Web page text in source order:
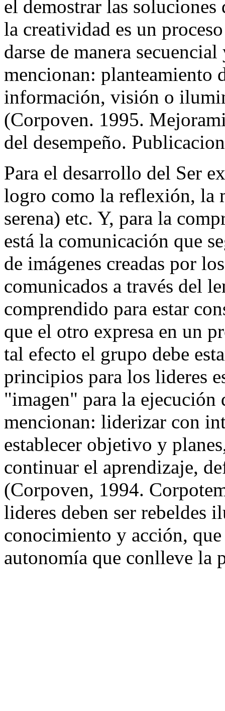
el demostrar las
la creatividad es un
darse de manera
mencionan: planteamiento
información, visión o
(Corpoven. 1995.
del desempeño.
Para el desarrollo del Ser
logro como la reflexión, la
serena) etc. Y, para la
está la comunicación que
de imágenes creadas por
comunicados a través del
comprendido para estar
que el otro expresa en un
tal efecto el grupo debe
principios para los lideres
"imagen" para la ejecución
mencionan: liderizar con
establecer objetivo y
continuar el aprendizaje,
(Corpoven, 1994.
lideres deben ser rebeldes
conocimiento y acción,
autonomía que conlleve la